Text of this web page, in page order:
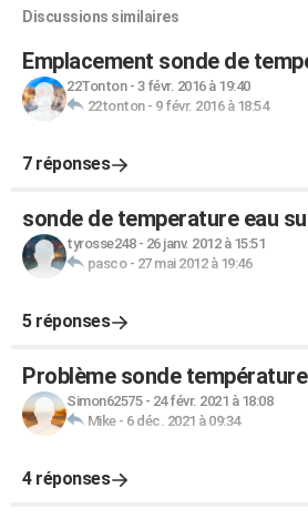
Discussions similaires
Emplacement sonde de
22Tonton- 3 févr. 2016 à 19:40
22tonton- 9 févr. 2016 à 18:54
7 réponses
sonde de temperature eau
tyrosse248- 26 janv. 2012 à 15:51
pasco- 27 mai 2012 à 19:46
5 réponses
Problème sonde
Simon62575- 24 févr. 2021 à 18:08
Mike- 6 déc. 2021 à 09:34
4 réponses